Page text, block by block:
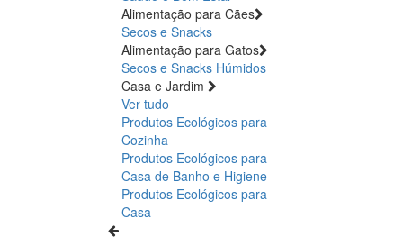
Alimentação para Cães
Secos e Snacks
Alimentação para Gatos
Secos e Snacks Húmidos
Casa e Jardim
Ver tudo
Produtos Ecológicos para
Cozinha
Produtos Ecológicos para
Casa de Banho e Higiene
Produtos Ecológicos para
Casa